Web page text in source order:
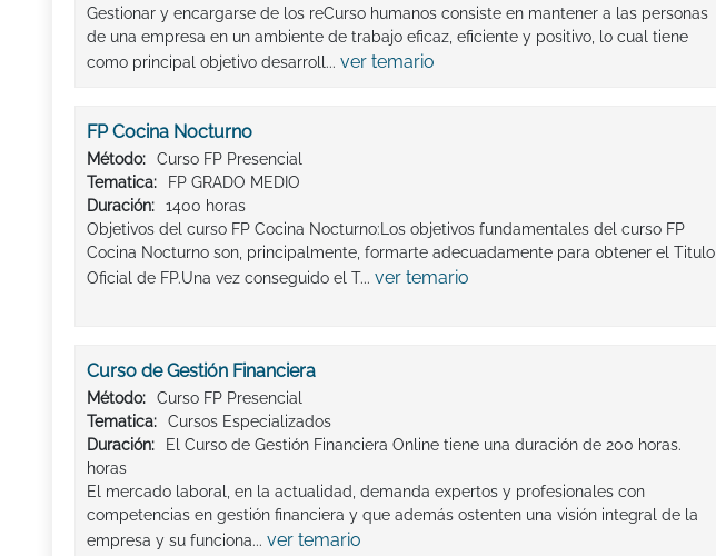
Gestionar y encargarse de los reCurso humanos consiste en mantener a las personas
de una empresa en un ambiente de trabajo eficaz, eficiente y positivo, lo cual tiene
como principal objetivo desarroll... ver temario
FP Cocina Nocturno
Método:
Curso FP Presencial
Tematica:
FP GRADO MEDIO
Duración:
1400 horas
Objetivos del curso FP Cocina Nocturno:Los objetivos fundamentales del curso FP
Cocina Nocturno son, principalmente, formarte adecuadamente para obtener el Titulo
Oficial de FP.Una vez conseguido el T... ver temario
Curso de Gestión Financiera
Método:
Curso FP Presencial
Tematica:
Cursos Especializados
Duración:
El Curso de Gestión Financiera Online tiene una duración de 200 horas.
horas
El mercado laboral, en la actualidad, demanda expertos y profesionales con
competencias en gestión financiera y que además ostenten una visión integral de la
empresa y su funciona... ver temario